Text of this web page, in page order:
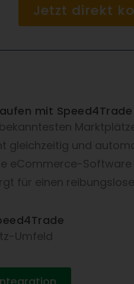
Jetzt direkt
mit Speed4Trade
gleichzeitig und
eCommerce-
für einen
Umfeld